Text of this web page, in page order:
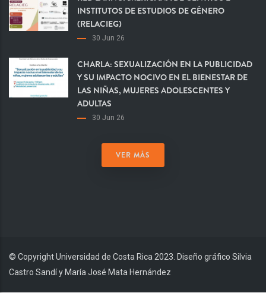
INSTITUTOS DE ESTUDIOS DE GÉNERO
(RELACIEG)
30 Jun 26
CHARLA: SEXUALIZACIÓN EN LA PUBLICIDAD
Y SU IMPACTO NOCIVO EN EL BIENESTAR DE
LAS NIÑAS, MUJERES ADOLESCENTES Y
ADULTAS
30 Jun 26
VER MÁS
© Copyright Universidad de Costa Rica 2023. Diseño gráfico Silvia
Castro Sandí y María José Mata Hernández